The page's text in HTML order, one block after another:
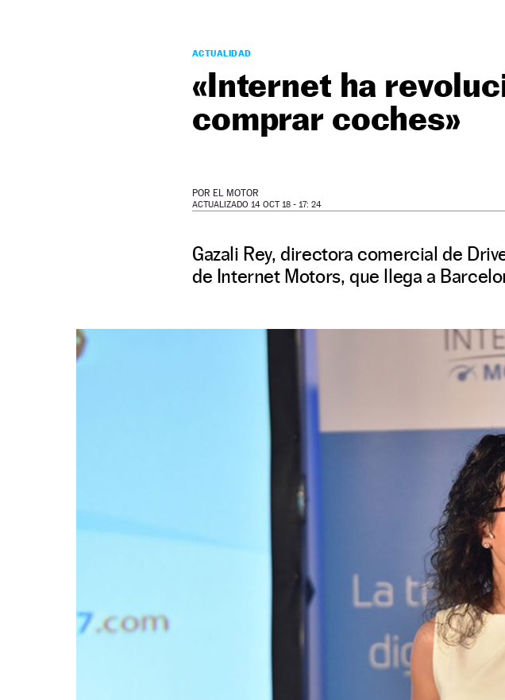
ACTUALIDAD
«Internet ha
comprar coches»
POR EL MOTOR
ACTUALIZADO 14 OCT 18 - 17: 24
Gazali Rey, directora comercial de
de Internet Motors, que llega a